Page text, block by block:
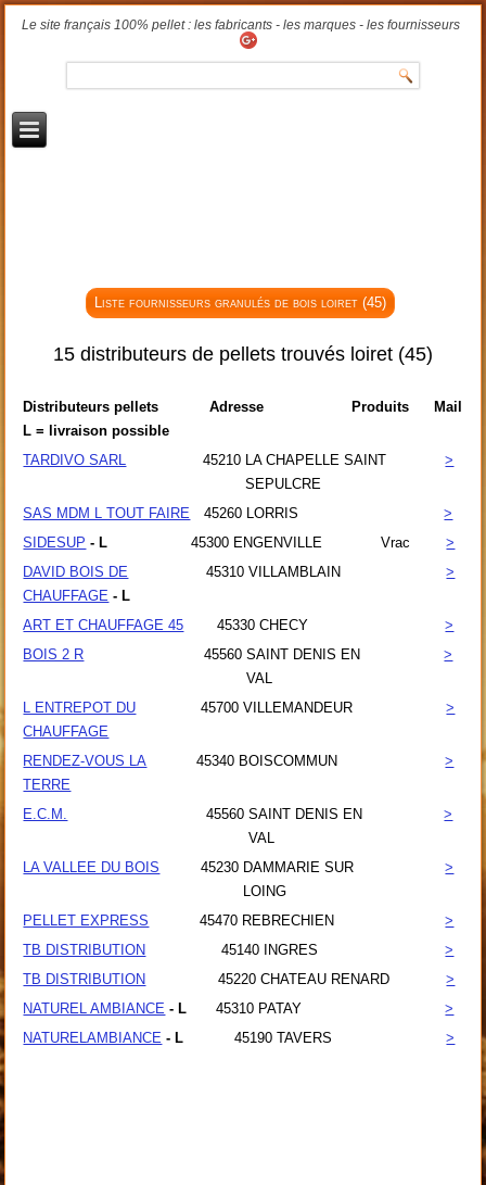
Le site français 100% pellet : les fabricants - les marques - les fournisseurs
Liste fournisseurs granulés de bois loiret (45)
15 distributeurs de pellets trouvés loiret (45)
Distributeurs pellets
L = livraison possible
Adresse Produits Mail
TARDIVO SARL 45210
LA CHAPELLE SAINT
SEPULCRE
>
SAS MDM L TOUT FAIRE 45260 LORRIS
>
SIDESUP - L 45300 ENGENVILLE Vrac
>
DAVID BOIS DE
CHAUFFAGE - L
45310 VILLAMBLAIN >
ART ET CHAUFFAGE 45 45330 CHECY
>
BOIS 2 R
45560 SAINT DENIS EN
VAL
>
L ENTREPOT DU
CHAUFFAGE
45700 VILLEMANDEUR >
RENDEZ-VOUS LA
TERRE
45340 BOISCOMMUN >
E.C.M. 45560 SAINT DENIS EN
VAL
>
LA VALLEE DU BOIS 45230 DAMMARIE SUR
LOING
>
PELLET EXPRESS 45470 REBRECHIEN
>
TB DISTRIBUTION
45140 INGRES
>
TB DISTRIBUTION
45220 CHATEAU RENARD
>
NATUREL AMBIANCE - L 45310 PATAY
>
NATURELAMBIANCE - L 45190 TAVERS >